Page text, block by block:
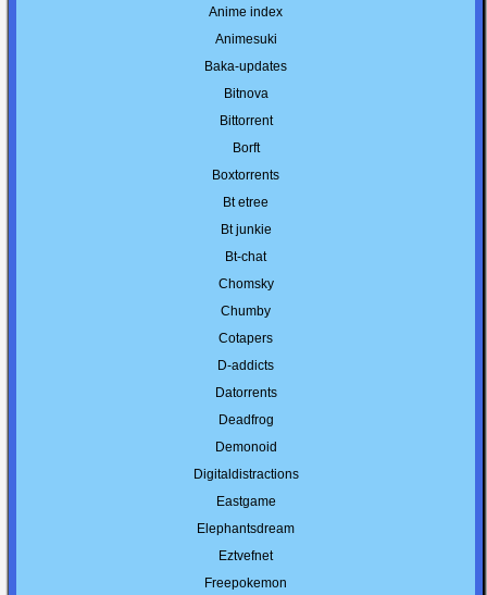
Anime index
Animesuki
Baka-updates
Bitnova
Bittorrent
Borft
Boxtorrents
Bt etree
Bt junkie
Bt-chat
Chomsky
Chumby
Cotapers
D-addicts
Datorrents
Deadfrog
Demonoid
Digitaldistractions
Eastgame
Elephantsdream
Eztvefnet
Freepokemon